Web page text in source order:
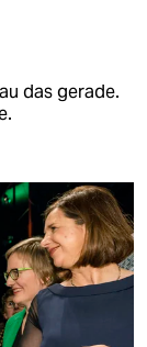
das gerade.